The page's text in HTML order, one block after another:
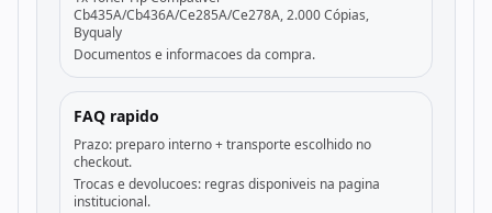
Cb435A/Cb436A/Ce285A/Ce278A, 2.000 Cópias,
Byqualy
Documentos e informacoes da compra.
FAQ rapido
Prazo: preparo interno + transporte escolhido no
checkout.
Trocas e devolucoes: regras disponiveis na pagina
institucional.